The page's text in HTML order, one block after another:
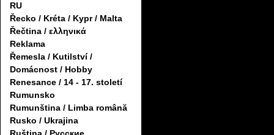
RU
Řecko / Kréta / Kypr / Malta
Řečtina / ελληνικά
Reklama
Řemesla / Kutilství /
Domácnost / Hobby
Renesance / 14 - 17. století
Rumunsko
Rumunština / Limba română
Rusko / Ukrajina